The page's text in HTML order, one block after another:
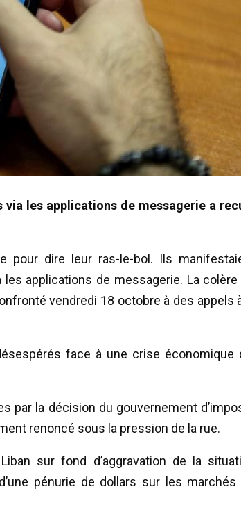
les applications de messagerie a
pour dire leur ras-le-bol. Ils
applications de messagerie. La colère
vendredi 18 octobre à des appels
face à une crise économique
par la décision du gouvernement
renoncé sous la pression de la rue.
sur fond d’aggravation de la
pénurie de dollars sur les marchés